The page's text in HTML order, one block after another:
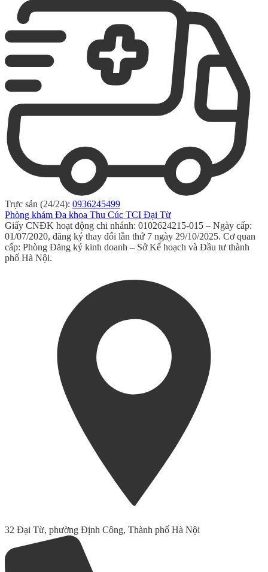
Trực sản (24/24): 0936245499
Phòng khám Đa khoa Thu Cúc TCI Đại Từ
Giấy CNĐK hoạt động chi nhánh: 0102624215-015 – Ngày cấp:
01/07/2020, đăng ký thay đổi lần thứ 7 ngày 29/10/2025. Cơ quan
cấp: Phòng Đăng ký kinh doanh – Sở Kế hoạch và Đầu tư thành
phố Hà Nội.
32 Đại Từ, phường Định Công, Thành phố Hà Nội